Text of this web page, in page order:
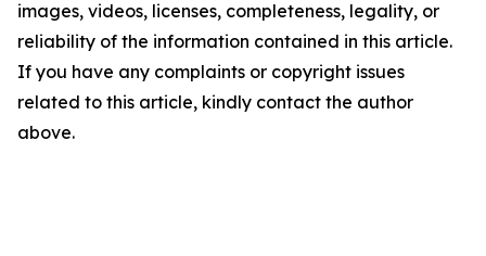
images, videos, licenses, completeness, legality, or
reliability of the information contained in this article.
If you have any complaints or copyright issues
related to this article, kindly contact the author
above.